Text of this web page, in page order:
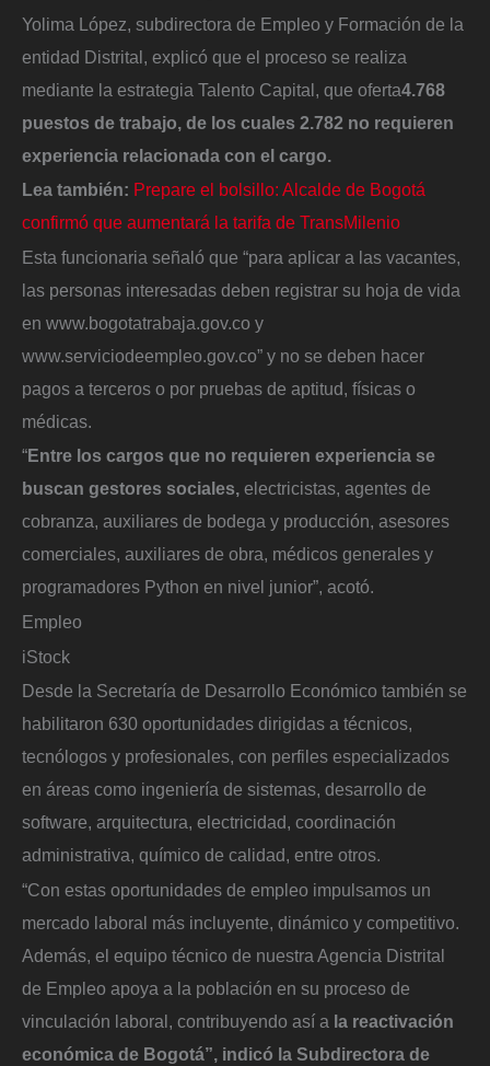
Yolima López, subdirectora de Empleo y Formación de la
entidad Distrital, explicó que el proceso se realiza
mediante la estrategia Talento Capital, que oferta4.768
puestos de trabajo, de los cuales 2.782 no requieren
experiencia relacionada con el cargo.
Lea también: Prepare el bolsillo: Alcalde de Bogotá
confirmó que aumentará la tarifa de TransMilenio
Esta funcionaria señaló que “para aplicar a las vacantes,
las personas interesadas deben registrar su hoja de vida
en www.bogotatrabaja.gov.co y
www.serviciodeempleo.gov.co” y no se deben hacer
pagos a terceros o por pruebas de aptitud, físicas o
médicas.
“Entre los cargos que no requieren experiencia se
buscan gestores sociales, electricistas, agentes de
cobranza, auxiliares de bodega y producción, asesores
comerciales, auxiliares de obra, médicos generales y
programadores Python en nivel junior”, acotó.
Empleo
iStock
Desde la Secretaría de Desarrollo Económico también se
habilitaron 630 oportunidades dirigidas a técnicos,
tecnólogos y profesionales, con perfiles especializados
en áreas como ingeniería de sistemas, desarrollo de
software, arquitectura, electricidad, coordinación
administrativa, químico de calidad, entre otros.
“Con estas oportunidades de empleo impulsamos un
mercado laboral más incluyente, dinámico y competitivo.
Además, el equipo técnico de nuestra Agencia Distrital
de Empleo apoya a la población en su proceso de
vinculación laboral, contribuyendo así a la reactivación
económica de Bogotá”, indicó la Subdirectora de